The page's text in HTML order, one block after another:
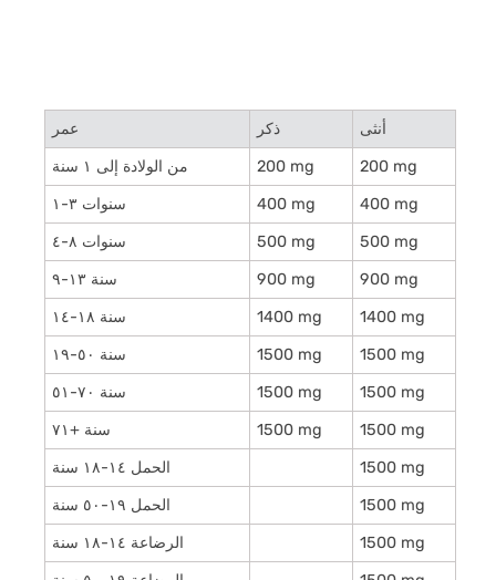
عمر ذكر
أنثى
من الولادة إلى ۱ سنة
200 mg
200 mg
۱-۳ سنوات
400 mg
400 mg
٤-۸ سنوات
500 mg
500 mg
۹-۱۳ سنة
900 mg
900 mg
۱٤-۱۸ سنة
1400 mg
1400 mg
۱۹-٥۰ سنة
1500 mg
1500 mg
٥۱-۷۰ سنة
1500 mg
1500 mg
۷۱+ سنة
1500 mg
1500 mg
الحمل ۱٤-۱۸ سنة
1500 mg
الحمل ۱۹-٥۰ سنة
1500 mg
الرضاعة ۱٤-۱۸ سنة
1500 mg